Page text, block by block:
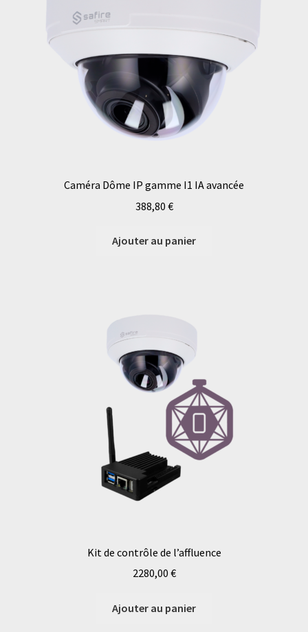
Caméra Dôme IP gamme I1 IA avancée
388,80 €
Ajouter au panier
Kit de contrôle de l’affluence
2280,00 €
Ajouter au panier